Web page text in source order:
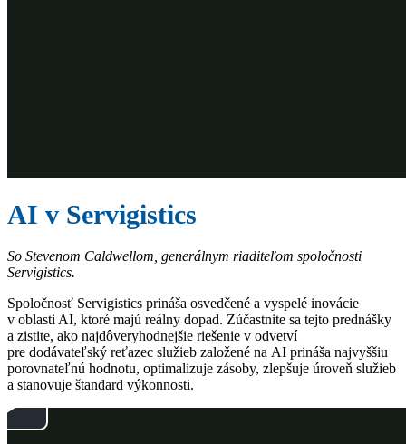
AI v Servigistics
So Stevenom Caldwellom, generálnym riaditeľom spoločnosti
Servigistics.
Spoločnosť Servigistics prináša osvedčené a vyspelé inovácie
v oblasti AI, ktoré majú reálny dopad. Zúčastnite sa tejto prednášky
a zistite, ako najdôveryhodnejšie riešenie v odvetví
pre dodávateľský reťazec služieb založené na AI prináša najvyššiu
porovnateľnú hodnotu, optimalizuje zásoby, zlepšuje úroveň služieb
a stanovuje štandard výkonnosti.